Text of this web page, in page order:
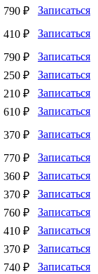
790 ₽
Записаться
410 ₽
Записаться
790 ₽
Записаться
250 ₽
Записаться
210 ₽
Записаться
610 ₽
Записаться
370 ₽
Записаться
770 ₽
Записаться
360 ₽
Записаться
370 ₽
Записаться
760 ₽
Записаться
410 ₽
Записаться
370 ₽
Записаться
740 ₽
Записаться